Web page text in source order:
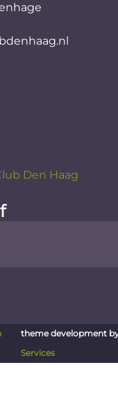
Den Haag
theme development
Services